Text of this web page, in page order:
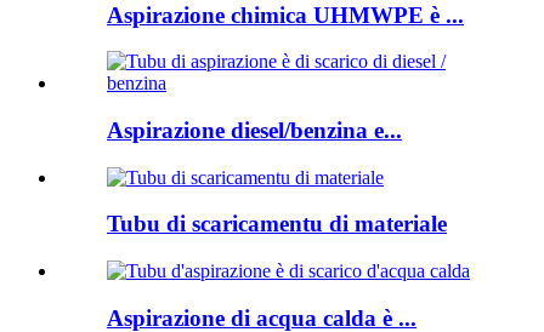
Aspirazione chimica UHMWPE è ...
Aspirazione diesel/benzina e...
Tubu di scaricamentu di materiale
Aspirazione di acqua calda è ...